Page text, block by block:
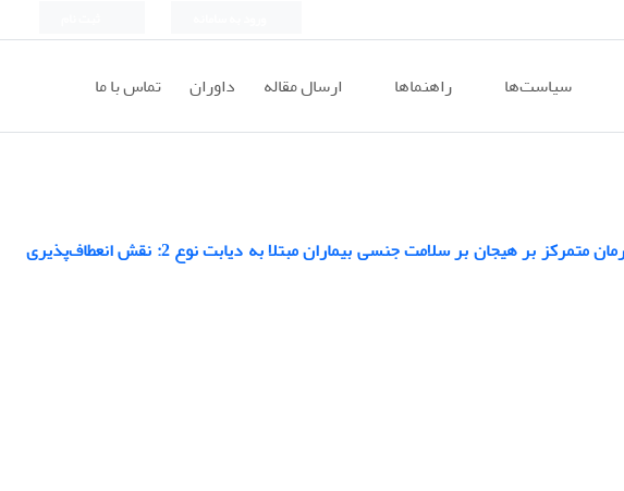
سیاست‌ها راهنماها ارسال مقاله داوران تماس با ما
مقایسۀ اثربخشی و مکانیسم اثر درمان مبتنی بر پذیرش و تعهد و درمان متمرکز بر هیجان بر سلامت جنسی بیماران مبتلا به دیابت نوع 2: نقش انعطاف‌پذیری